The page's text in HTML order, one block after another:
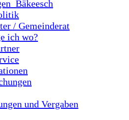
/ Gemeinderat
ich wo?
und Vergaben